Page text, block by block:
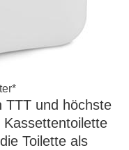
TTT und höchste
Toilette als